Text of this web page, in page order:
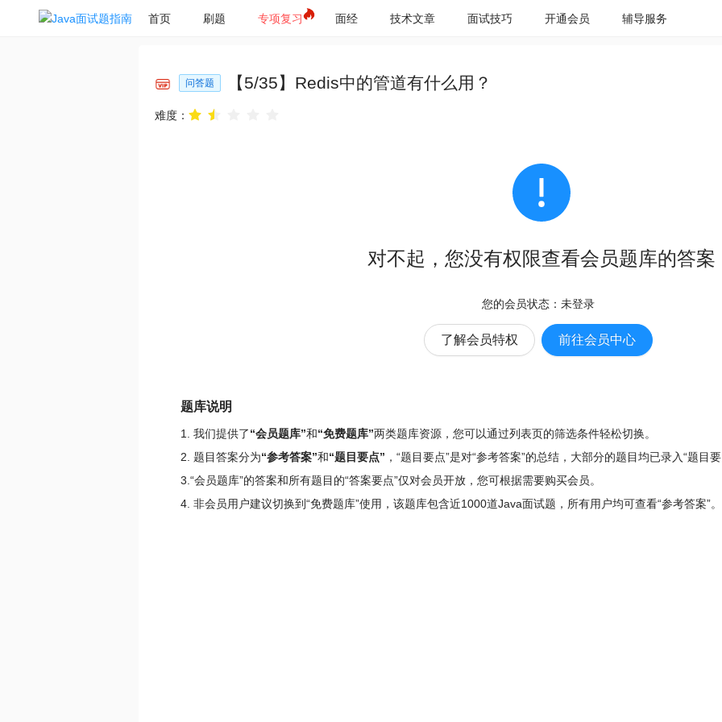
首页 刷题 专项复习 面经 技术文章 面试技巧 开通会员 辅导服务
问答题 【5/35】 Redis中的管道有什么用？
难度：
对不起，您没有权限查看会员题库的答案
您的会员状态： 未登录
了解会员特权 前往会员中心
题库说明
1. 我们提供了“会员题库”和“免费题库”两类题库资源，您可以通过列表页的筛选条件轻松切换。
2. 题目答案分为“参考答案”和“题目要点” ，“题目要点”是对“参考答案”的总结，大部分的题目均已录入“题目
3.“会员题库”的答案和所有题目的“答案要点”仅对会员开放，您可根据需要购买会员。
4. 非会员用户建议切换到“免费题库”使用，该题库包含近1000道Java面试题 ，所有用户均可查看“参考答案”。